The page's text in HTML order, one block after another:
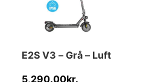
E2S V3 – Grå – Luft
5,290.00kr.